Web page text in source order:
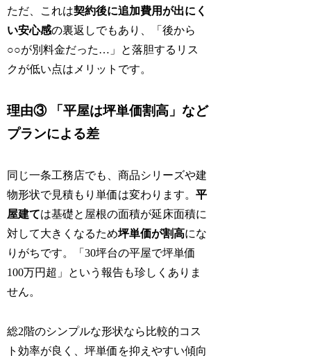
ただ、これは契約後に追加費用が出にく
い安心感の裏返しでもあり、「後から
○○が別料金だった…」と落胆するリス
クが低い点はメリットです。
理由③ 「平屋は坪単価割高」など
プランによる差
同じ一条工務店でも、商品シリーズや建
物形状で見積もり単価は変わります。平
屋建ては基礎と屋根の面積が延床面積に
対して大きくなるため坪単価が割高にな
りがちです。「30坪台の平屋で坪単価
100万円超」という報告も珍しくありま
せん。
総2階のシンプルな形状なら比較的コス
ト効率が良く、坪単価を抑えやすい傾向